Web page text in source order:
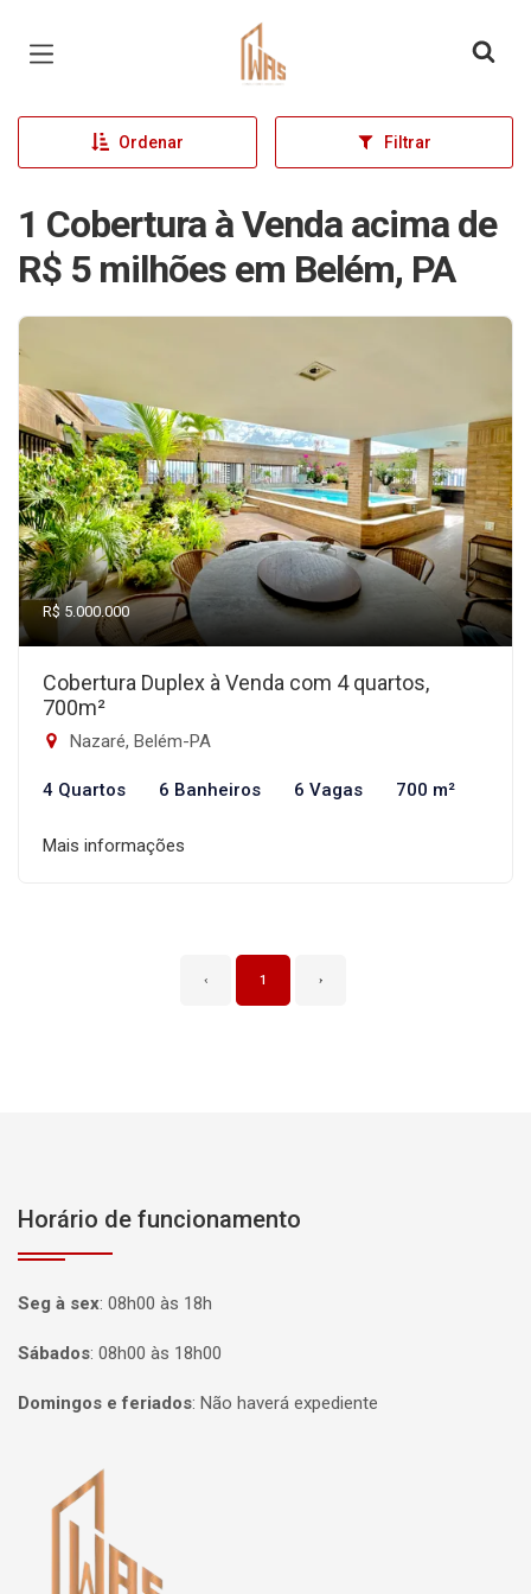
Página inicial
Ordenar Filtrar
1 Cobertura à Venda acima de
R$ 5 milhões em Belém, PA
R$ 5.000.000
Cobertura Duplex à Venda com 4 quartos,
700m²
Nazaré, Belém-PA
4 Quartos 6 Banheiros 6 Vagas 700 m²
Mais informações
‹ 1 ›
Horário de funcionamento
Seg à sex: 08h00 às 18h
Sábados: 08h00 às 18h00
Domingos e feriados: Não haverá expediente
Página inicial